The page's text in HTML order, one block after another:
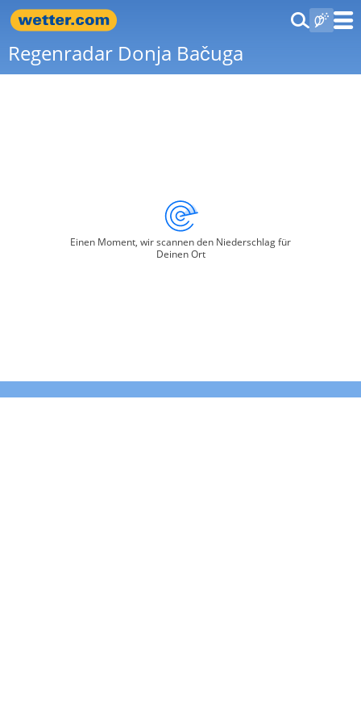
Regenradar Donja Bačuga
Einen Moment, wir scannen den Niederschlag für
Deinen Ort